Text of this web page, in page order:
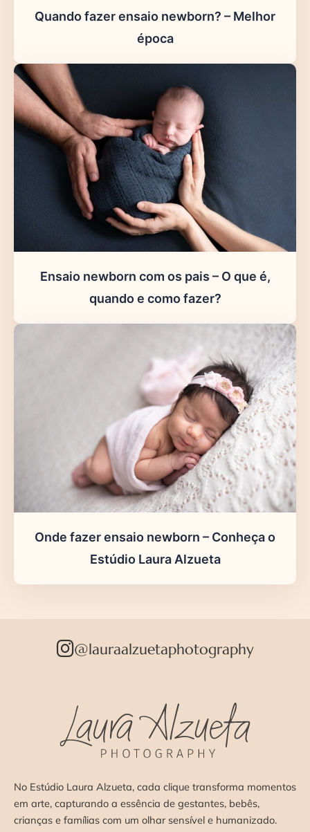
Quando fazer ensaio newborn? – Melhor
época
Ensaio newborn com os pais – O que é,
quando e como fazer?
Onde fazer ensaio newborn – Conheça o
Estúdio Laura Alzueta
@lauraalzuetaphotography
No Estúdio Laura Alzueta, cada clique transforma momentos
em arte, capturando a essência de gestantes, bebês,
crianças e famílias com um olhar sensível e humanizado.